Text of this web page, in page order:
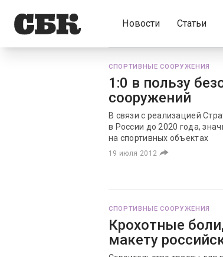
Новости Статьи
СПОРТИВНЫЕ СООРУЖЕНИЯ
1:0 в пользу
сооружений
В связи с реализацией
в России до 2020 года,
на спортивных объектах
19 июля 2012
СПОРТИВНЫЕ СООРУЖЕНИЯ
Крохотные
макету